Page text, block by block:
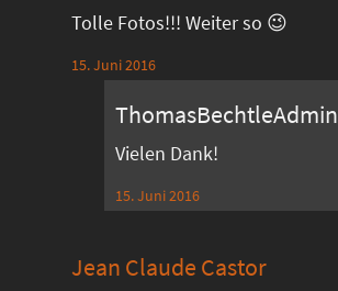
Tolle Fotos!!! Weiter so 😉
15. Juni 2016
ThomasBechtleAdmin
Vielen Dank!
15. Juni 2016
Jean Claude Castor